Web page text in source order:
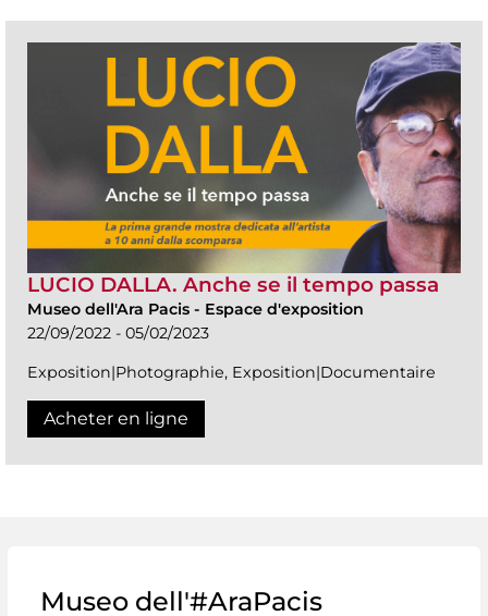
LUCIO DALLA. Anche se il tempo passa
Museo dell'Ara Pacis - Espace d'exposition
22/09/2022 - 05/02/2023
Exposition|Photographie, Exposition|Documentaire
Acheter en ligne
Museo dell'#AraPacis